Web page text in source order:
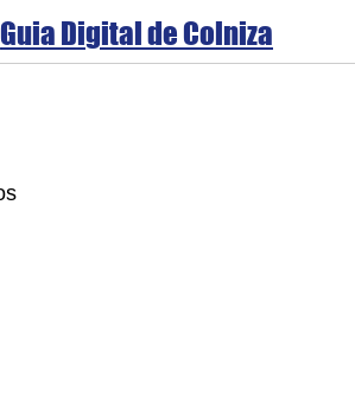
Guia Digital de Colniza